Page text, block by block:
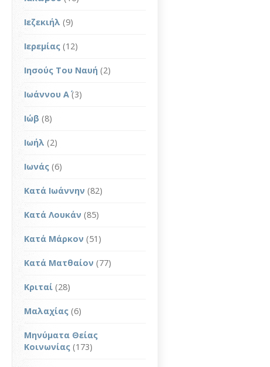
Ιεζεκιήλ (9)
Ιερεμίας (12)
Ιησούς Του Ναυή (2)
Ιωάννου Α΄(3)
Ιώβ (8)
Ιωήλ (2)
Ιωνάς (6)
Κατά Ιωάννην (82)
Κατά Λουκάν (85)
Κατά Μάρκον (51)
Κατά Ματθαίον (77)
Κριταί (28)
Μαλαχίας (6)
Μηνύματα Θείας
Κοινωνίας (173)